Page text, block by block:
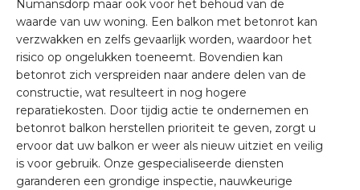
Numansdorp maar ook voor het behoud van de
waarde van uw woning. Een balkon met betonrot kan
verzwakken en zelfs gevaarlijk worden, waardoor het
risico op ongelukken toeneemt. Bovendien kan
betonrot zich verspreiden naar andere delen van de
constructie, wat resulteert in nog hogere
reparatiekosten. Door tijdig actie te ondernemen en
betonrot balkon herstellen prioriteit te geven, zorgt u
ervoor dat uw balkon er weer als nieuw uitziet en veilig
is voor gebruik. Onze gespecialiseerde diensten
garanderen een grondige inspectie, nauwkeurige